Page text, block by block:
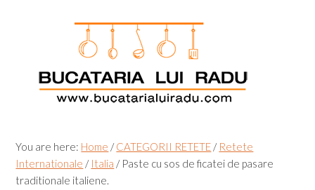
You are here: Home / CATEGORII RETETE / Retete
Internationale / Italia /Paste cu sos de ficatei de pasare
traditionale italiene.